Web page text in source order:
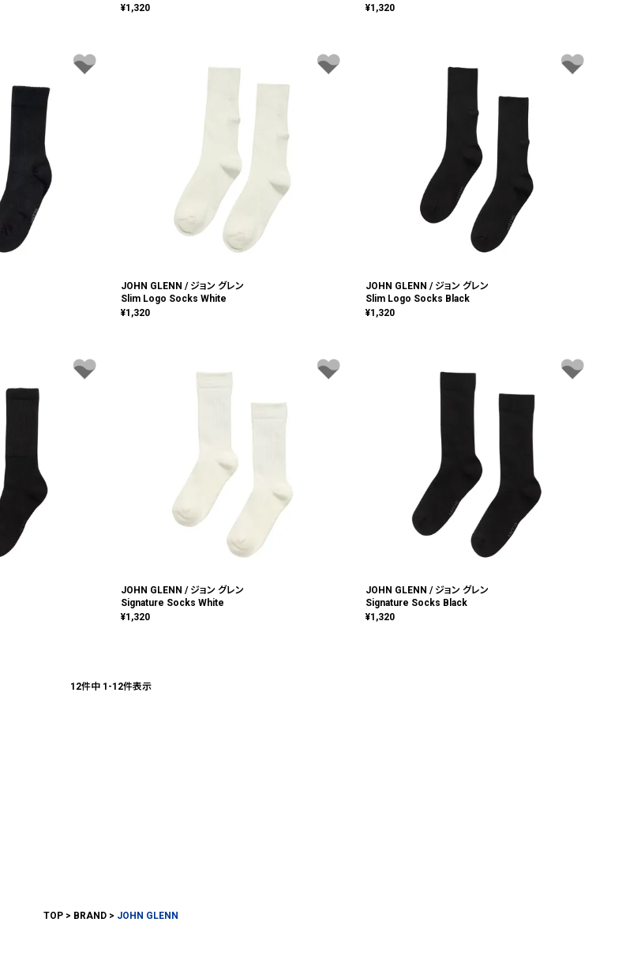
¥1,320
¥1,320
JOHN GLENN / ジョン グレン
Slim Logo Socks White
¥1,320
JOHN GLENN / ジョン グレン
Slim Logo Socks Black
¥1,320
JOHN GLENN / ジョン グレン
Signature Socks White
¥1,320
JOHN GLENN / ジョン グレン
Signature Socks Black
¥1,320
12件中 1 -12件表示
TOP BRAND JOHN GLENN